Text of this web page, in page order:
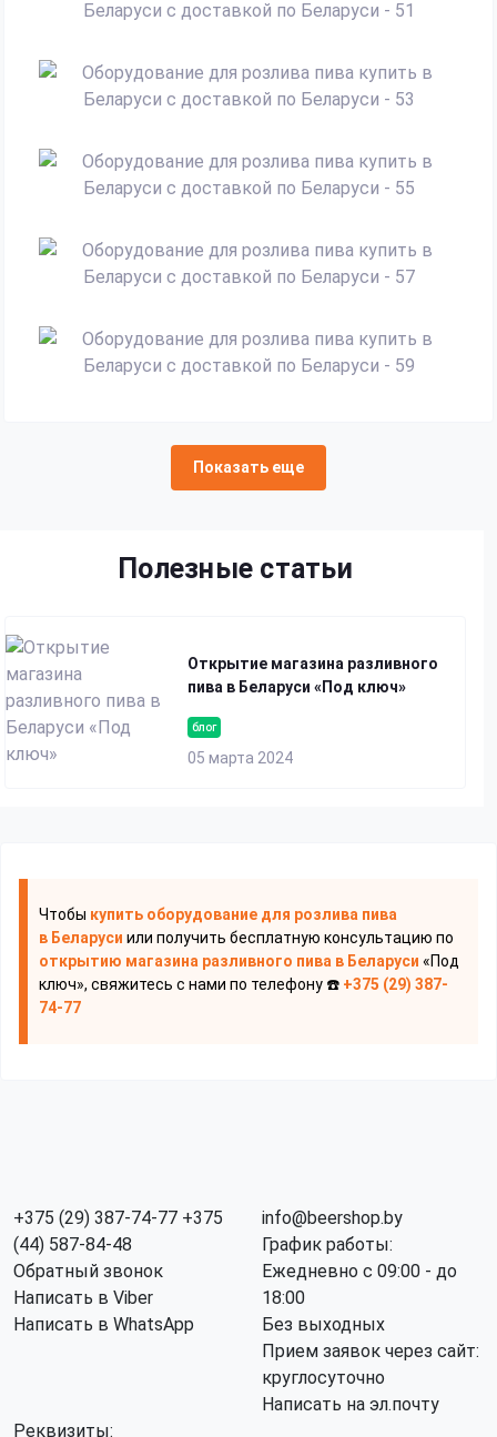
Показать еще
Полезные статьи
блог
05 марта 2024
Открытие магазина разливного
пива в Беларуси «Под ключ»
Чтобы купить оборудование для розлива пива
в Беларуси или получить бесплатную консультацию по
открытию магазина разливного пива в Беларуси «Под
ключ», свяжитесь с нами по телефону ☎️ +375 (29) 387-
74-77
+375 (29) 387-74-77 +375
(44) 587-84-48
Обратный звонок
Написать в Viber
Написать в WhatsApp
info@beershop.by
График работы:
Ежедневно с 09:00 - до
18:00
Без выходных
Прием заявок через сайт:
круглосуточно
Написать на эл.почту
Реквизиты: